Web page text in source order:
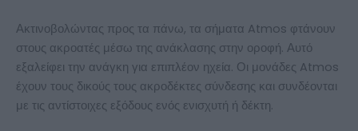
Ακτινοβολώντας προς τα πάνω, τα σήματα Atmos φτάνουν
στους ακροατές μέσω της ανάκλασης στην οροφή. Αυτό
εξαλείφει την ανάγκη για επιπλέον ηχεία. Οι μονάδες Atmos
έχουν τους δικούς τους ακροδέκτες σύνδεσης και συνδέονται
με τις αντίστοιχες εξόδους ενός ενισχυτή ή δέκτη.